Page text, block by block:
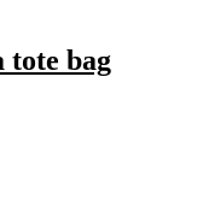
tote bag